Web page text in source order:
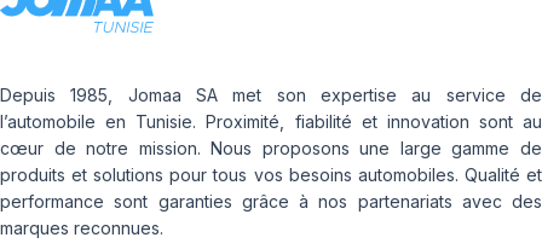
Depuis 1985, Jomaa SA met son expertise au service de
l’automobile en Tunisie. Proximité, fiabilité et innovation sont au
cœur de notre mission. Nous proposons une large gamme de
produits et solutions pour tous vos besoins automobiles. Qualité et
performance sont garanties grâce à nos partenariats avec des
marques reconnues.